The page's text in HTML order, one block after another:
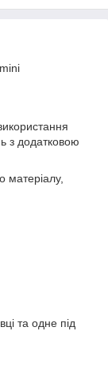
з додатковою
матеріалу,
та одне під